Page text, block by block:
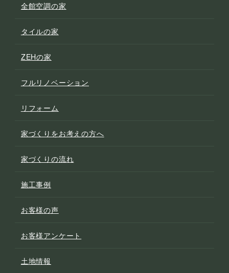
全館空調の家
タイルの家
ZEHの家
フルリノベーション
リフォーム
家づくりをお考えの方へ
家づくりの流れ
施工事例
お客様の声
お客様アンケート
土地情報